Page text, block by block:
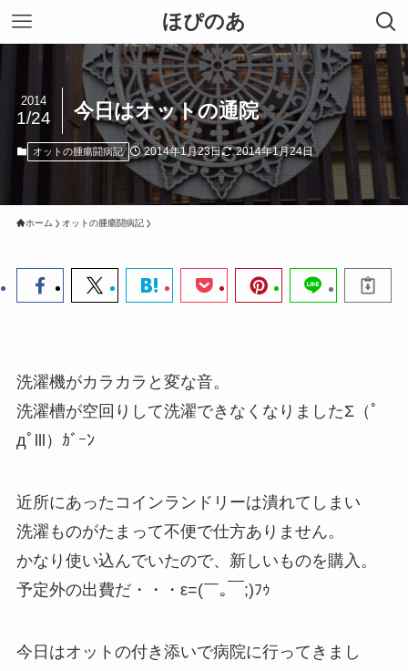
ほぴのあ
今日はオットの通院
2014
1/24
オットの腫瘍闘病記 2014年1月23日 2014年1月24日
ホーム オットの腫瘍闘病記
洗濯機がカラカラと変な音。
洗濯槽が空回りして洗濯できなくなりましたΣ（ﾟ
дﾟlll）ｶﾞｰﾝ
近所にあったコインランドリーは潰れてしまい
洗濯ものがたまって不便で仕方ありません。
かなり使い込んでいたので、新しいものを購入。
予定外の出費だ・・・ε=(￣｡￣;)ﾌｩ
今日はオットの付き添いで病院に行ってきまし